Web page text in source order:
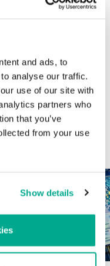
and ads, to
analyse our traffic.
use of our site with
partners who
that you’ve
from your use
Show details